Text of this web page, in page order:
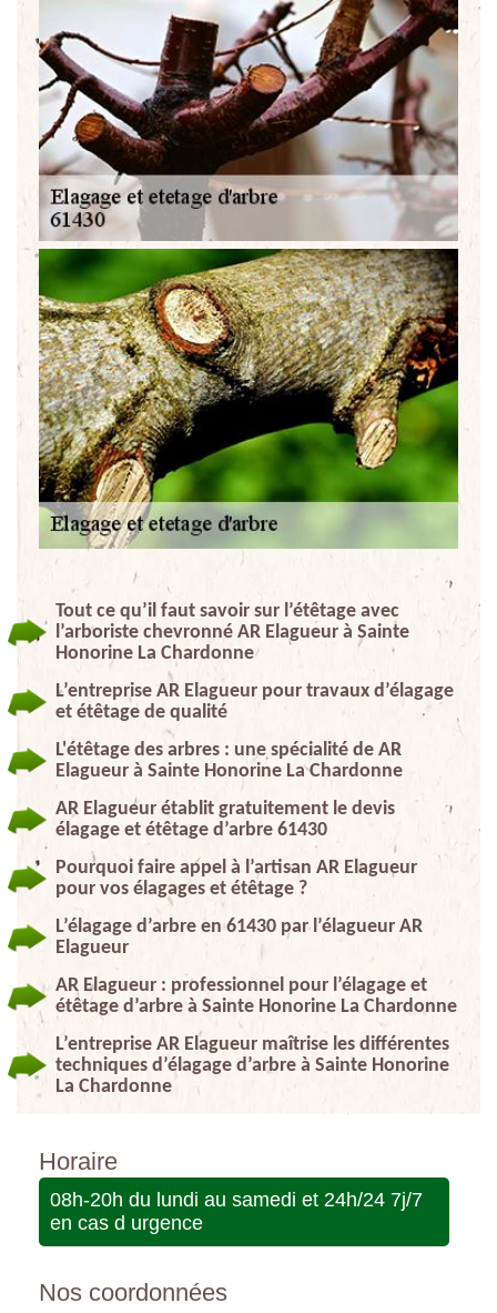
Tout ce qu’il faut savoir sur l’étêtage avec
l’arboriste chevronné AR Elagueur à Sainte
Honorine La Chardonne
L’entreprise AR Elagueur pour travaux d’élagage
et étêtage de qualité
L'étêtage des arbres : une spécialité de AR
Elagueur à Sainte Honorine La Chardonne
AR Elagueur établit gratuitement le devis
élagage et étêtage d’arbre 61430
Pourquoi faire appel à l’artisan AR Elagueur
pour vos élagages et étêtage ?
L’élagage d’arbre en 61430 par l’élagueur AR
Elagueur
AR Elagueur : professionnel pour l’élagage et
étêtage d’arbre à Sainte Honorine La Chardonne
L’entreprise AR Elagueur maîtrise les différentes
techniques d’élagage d’arbre à Sainte Honorine
La Chardonne
Horaire
08h-20h du lundi au samedi et 24h/24 7j/7
en cas d urgence
Nos coordonnées